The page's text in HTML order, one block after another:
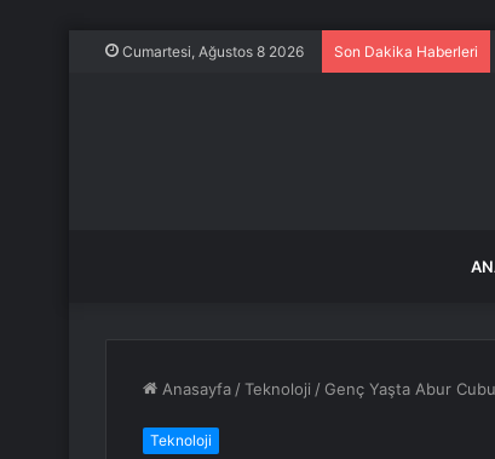
Cumartesi, Ağustos 8 2026 Son Dakika Haberleri
Anasayfa /Teknoloji / Genç Yaşta Abur
Teknoloji